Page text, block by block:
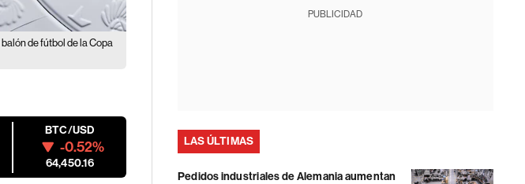
de fútbol de la Copa
BTC/USD
-0.52%
64,450.16
PUBLICIDAD
LAS ÚLTIMAS
Pedidos industriales de Alemania aumentan